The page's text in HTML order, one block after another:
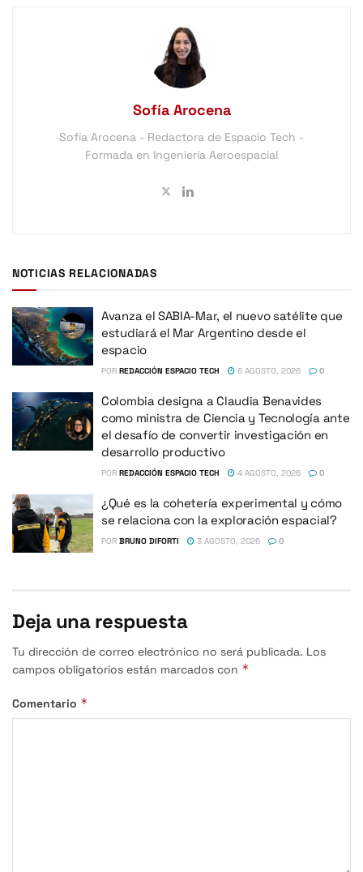
Sofía Arocena
Sofía Arocena - Redactora de Espacio Tech -
Formada en Ingeniería Aeroespacial
NOTICIAS RELACIONADAS
Avanza el SABIA-Mar, el nuevo satélite que
estudiará el Mar Argentino desde el
espacio
POR REDACCIÓN ESPACIO TECH 6 AGOSTO, 2026 0
Colombia designa a Claudia Benavides
como ministra de Ciencia y Tecnología ante
el desafío de convertir investigación en
desarrollo productivo
POR REDACCIÓN ESPACIO TECH 4 AGOSTO, 2026 0
¿Qué es la cohetería experimental y cómo
se relaciona con la exploración espacial?
POR BRUNO DIFORTI 3 AGOSTO, 2026 0
Deja una respuesta
Tu dirección de correo electrónico no será publicada. Los
campos obligatorios están marcados con *
Comentario *